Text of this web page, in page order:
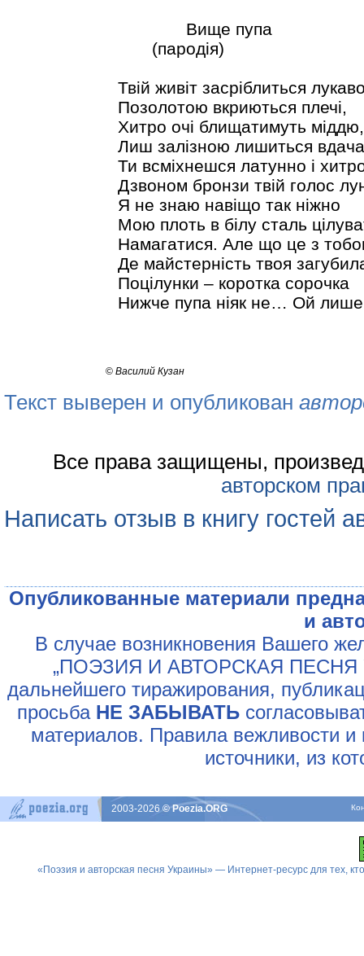
Вище пупа
(пародія)
Твій живіт засріблиться
Позолотою вкриються плечі,
Хитро очі блищатимуть міддю,
Лиш залізною лишиться
Ти всміхнешся латунно і
Дзвоном бронзи твій голос
Я не знаю навіщо так ніжно
Мою плоть в білу сталь
Намагатися. Але що це з
Де майстерність твоя
Поцілунки – коротка сорочка
Нижче пупа ніяк не… Ой
© Василий Кузан
Текст выверен и опубликован
Все права защищены,
авторском
Написать отзыв в книгу гостей
Опубликованные материали
и
В случае возникновения Вашего
„ПОЭЗИЯ И АВТОРСКАЯ ПЕСНЯ
дальнейшего тиражирования,
просьба НЕ ЗАБЫВАТЬ
материалов. Правила вежливости и
источники, из
2003-2026© Poezia.ORG
«Поэзия и авторская песня Украины» — Интернет-ресурс для тех,